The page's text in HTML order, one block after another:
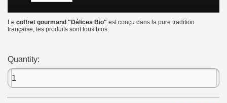
Le coffret gourmand "Délices Bio" est conçu dans la pure tradition
française, les produits sont tous bios.
Quantity: